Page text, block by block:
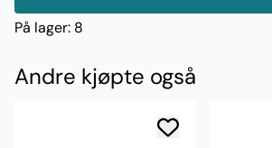
På lager: 8
Andre kjøpte også